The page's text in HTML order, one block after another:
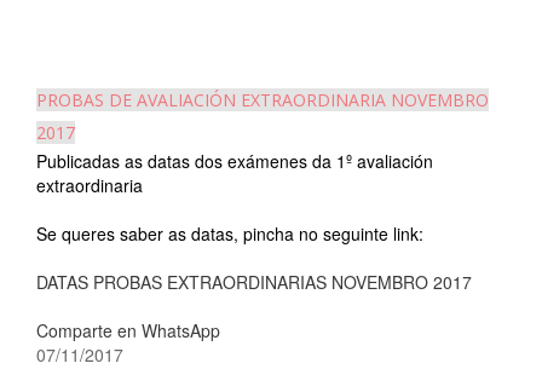
PROBAS DE AVALIACIÓN EXTRAORDINARIA NOVEMBRO
2017
Publicadas as datas dos exámenes da 1º avaliación
extraordinaria
Se queres saber as datas, pincha no seguinte link:
DATAS PROBAS EXTRAORDINARIAS NOVEMBRO 2017
Comparte en WhatsApp
07/11/2017